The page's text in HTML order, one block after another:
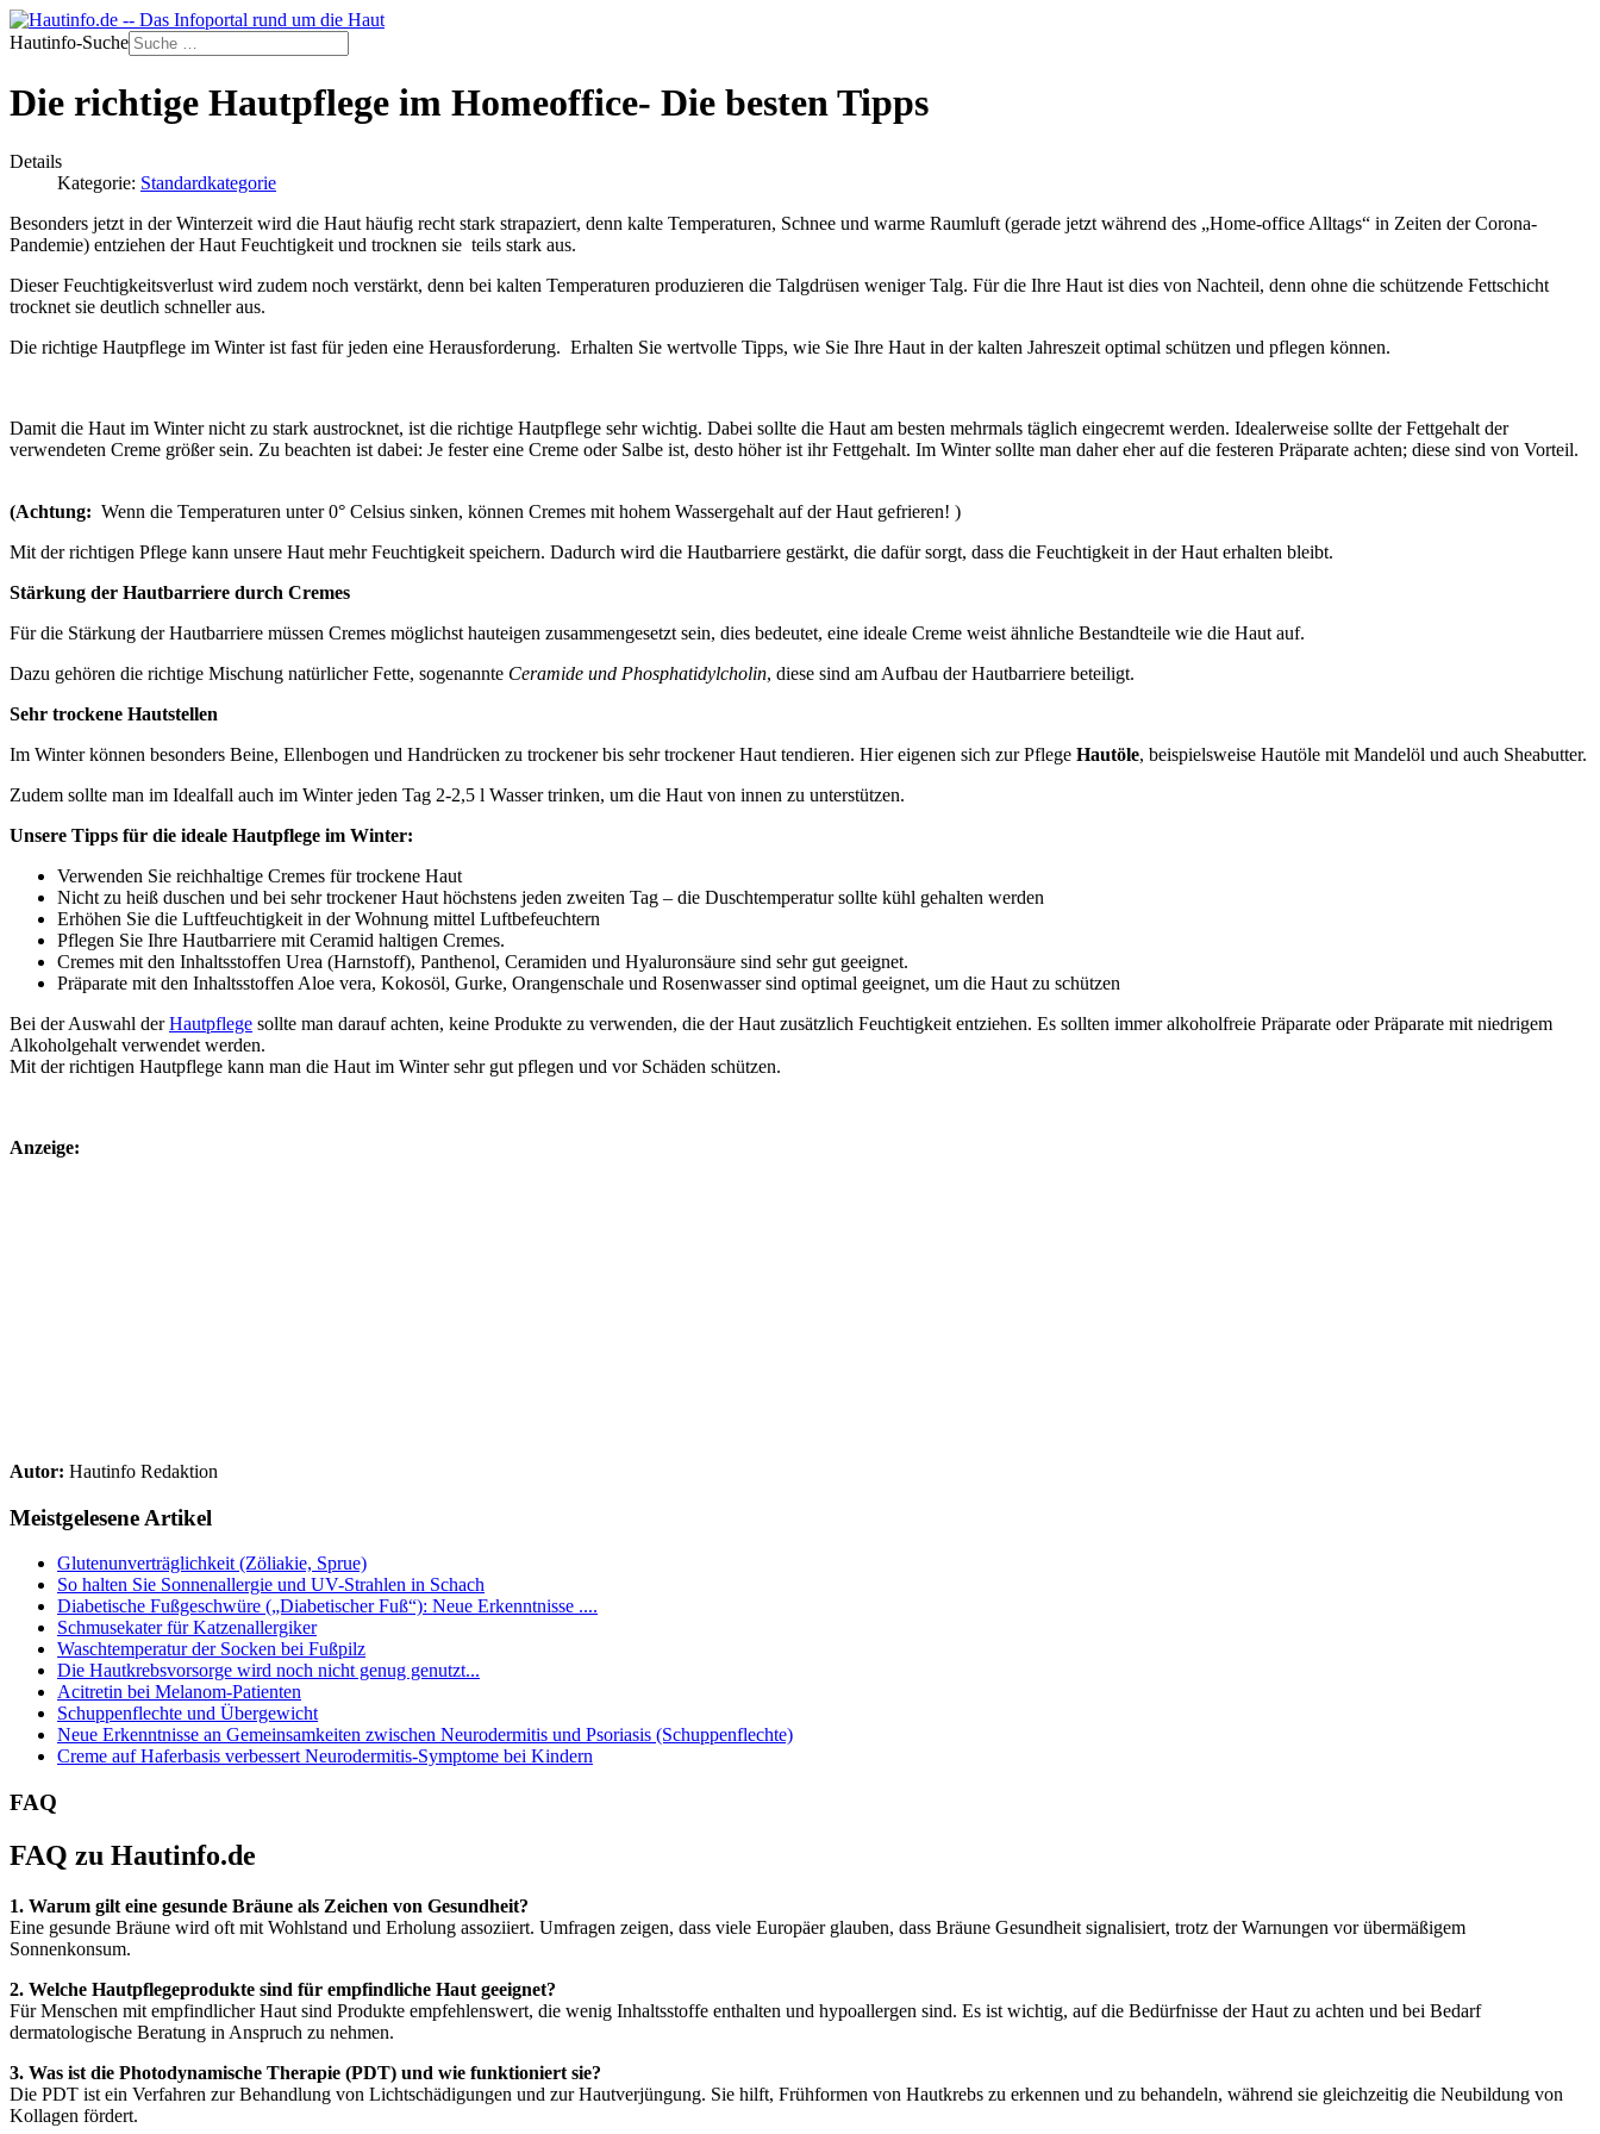
Hautinfo-Suche
Die richtige Hautpflege im Homeoffice- Die besten Tipps
Details
Kategorie: Standardkategorie
Besonders jetzt in der Winterzeit wird die Haut häufig recht stark strapaziert, denn kalte Temperaturen, Schnee und warme Raumluft (gerade jetzt während des „Home-office Alltags“ in Zeiten der Corona-
Pandemie) entziehen der Haut Feuchtigkeit und trocknen sie teils stark aus.
Dieser Feuchtigkeitsverlust wird zudem noch verstärkt, denn bei kalten Temperaturen produzieren die Talgdrüsen weniger Talg. Für die Ihre Haut ist dies von Nachteil, denn ohne die schützende Fettschicht
trocknet sie deutlich schneller aus.
Die richtige Hautpflege im Winter ist fast für jeden eine Herausforderung. Erhalten Sie wertvolle Tipps, wie Sie Ihre Haut in der kalten Jahreszeit optimal schützen und pflegen können.
Damit die Haut im Winter nicht zu stark austrocknet, ist die richtige Hautpflege sehr wichtig. Dabei sollte die Haut am besten mehrmals täglich eingecremt werden. Idealerweise sollte der Fettgehalt der
verwendeten Creme größer sein. Zu beachten ist dabei: Je fester eine Creme oder Salbe ist, desto höher ist ihr Fettgehalt. Im Winter sollte man daher eher auf die festeren Präparate achten; diese sind von Vorteil.
(Achtung: Wenn die Temperaturen unter 0° Celsius sinken, können Cremes mit hohem Wassergehalt auf der Haut gefrieren! )
Mit der richtigen Pflege kann unsere Haut mehr Feuchtigkeit speichern. Dadurch wird die Hautbarriere gestärkt, die dafür sorgt, dass die Feuchtigkeit in der Haut erhalten bleibt.
Stärkung der Hautbarriere durch Cremes
Für die Stärkung der Hautbarriere müssen Cremes möglichst hauteigen zusammengesetzt sein, dies bedeutet, eine ideale Creme weist ähnliche Bestandteile wie die Haut auf.
Dazu gehören die richtige Mischung natürlicher Fette, sogenannte Ceramide und Phosphatidylcholin, diese sind am Aufbau der Hautbarriere beteiligt.
Sehr trockene Hautstellen
Im Winter können besonders Beine, Ellenbogen und Handrücken zu trockener bis sehr trockener Haut tendieren. Hier eigenen sich zur Pflege Hautöle, beispielsweise Hautöle mit Mandelöl und auch Sheabutter.
Zudem sollte man im Idealfall auch im Winter jeden Tag 2-2,5 l Wasser trinken, um die Haut von innen zu unterstützen.
Unsere Tipps für die ideale Hautpflege im Winter:
Verwenden Sie reichhaltige Cremes für trockene Haut
Nicht zu heiß duschen und bei sehr trockener Haut höchstens jeden zweiten Tag – die Duschtemperatur sollte kühl gehalten werden
Erhöhen Sie die Luftfeuchtigkeit in der Wohnung mittel Luftbefeuchtern
Pflegen Sie Ihre Hautbarriere mit Ceramid haltigen Cremes.
Cremes mit den Inhaltsstoffen Urea (Harnstoff), Panthenol, Ceramiden und Hyaluronsäure sind sehr gut geeignet.
Präparate mit den Inhaltsstoffen Aloe vera, Kokosöl, Gurke, Orangenschale und Rosenwasser sind optimal geeignet, um die Haut zu schützen
Bei der Auswahl derHautpflege sollte man darauf achten, keine Produkte zu verwenden, die der Haut zusätzlich Feuchtigkeit entziehen. Es sollten immer alkoholfreie Präparate oder Präparate mit niedrigem
Alkoholgehalt verwendet werden.
Mit der richtigen Hautpflege kann man die Haut im Winter sehr gut pflegen und vor Schäden schützen.
Anzeige:
Autor: Hautinfo Redaktion
Meistgelesene Artikel
Glutenunverträglichkeit (Zöliakie, Sprue)
So halten Sie Sonnenallergie und UV-Strahlen in Schach
Diabetische Fußgeschwüre („Diabetischer Fuß“): Neue Erkenntnisse ....
Schmusekater für Katzenallergiker
Waschtemperatur der Socken bei Fußpilz
Die Hautkrebsvorsorge wird noch nicht genug genutzt...
Acitretin bei Melanom-Patienten
Schuppenflechte und Übergewicht
Neue Erkenntnisse an Gemeinsamkeiten zwischen Neurodermitis und Psoriasis (Schuppenflechte)
Creme auf Haferbasis verbessert Neurodermitis-Symptome bei Kindern
FAQ
FAQ zu Hautinfo.de
1. Warum gilt eine gesunde Bräune als Zeichen von Gesundheit?
Eine gesunde Bräune wird oft mit Wohlstand und Erholung assoziiert. Umfragen zeigen, dass viele Europäer glauben, dass Bräune Gesundheit signalisiert, trotz der Warnungen vor übermäßigem
Sonnenkonsum.
2. Welche Hautpflegeprodukte sind für empfindliche Haut geeignet?
Für Menschen mit empfindlicher Haut sind Produkte empfehlenswert, die wenig Inhaltsstoffe enthalten und hypoallergen sind. Es ist wichtig, auf die Bedürfnisse der Haut zu achten und bei Bedarf
dermatologische Beratung in Anspruch zu nehmen.
3. Was ist die Photodynamische Therapie (PDT) und wie funktioniert sie?
Die PDT ist ein Verfahren zur Behandlung von Lichtschädigungen und zur Hautverjüngung. Sie hilft, Frühformen von Hautkrebs zu erkennen und zu behandeln, während sie gleichzeitig die Neubildung von
Kollagen fördert.